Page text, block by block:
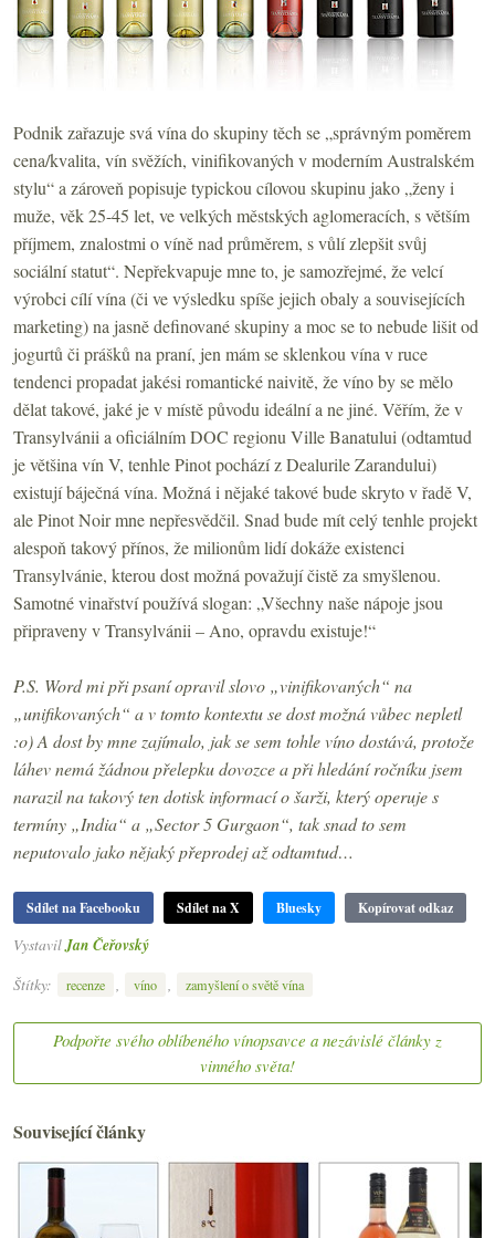
Podnik zařazuje svá vína do skupiny těch se „správným poměrem
cena/kvalita, vín svěžích, vinifikovaných v moderním Australském
stylu“ a zároveň popisuje typickou cílovou skupinu jako „ženy i
muže, věk 25-45 let, ve velkých městských aglomeracích, s větším
příjmem, znalostmi o víně nad průměrem, s vůlí zlepšit svůj
sociální statut“. Nepřekvapuje mne to, je samozřejmé, že velcí
výrobci cílí vína (či ve výsledku spíše jejich obaly a souvisejících
marketing) na jasně definované skupiny a moc se to nebude lišit od
jogurtů či prášků na praní, jen mám se sklenkou vína v ruce
tendenci propadat jakési romantické naivitě, že víno by se mělo
dělat takové, jaké je v místě původu ideální a ne jiné. Věřím, že v
Transylvánii a oficiálním DOC regionu Ville Banatului (odtamtud
je většina vín V, tenhle Pinot pochází z Dealurile Zarandului)
existují báječná vína. Možná i nějaké takové bude skryto v řadě V,
ale Pinot Noir mne nepřesvědčil. Snad bude mít celý tenhle projekt
alespoň takový přínos, že milionům lidí dokáže existenci
Transylvánie, kterou dost možná považují čistě za smyšlenou.
Samotné vinařství používá slogan: „Všechny naše nápoje jsou
připraveny v Transylvánii – Ano, opravdu existuje!“
P.S. Word mi při psaní opravil slovo „vinifikovaných“ na
„unifikovaných“ a v tomto kontextu se dost možná vůbec nepletl
:o) A dost by mne zajímalo, jak se sem tohle víno dostává, protože
láhev nemá žádnou přelepku dovozce a při hledání ročníku jsem
narazil na takový ten dotisk informací o šarži, který operuje s
termíny „India“ a „Sector 5 Gurgaon“, tak snad to sem
neputovalo jako nějaký přeprodej až odtamtud…
Sdílet na Facebooku Sdílet na X Bluesky Kopírovat odkaz
Vystavil Jan Čeřovský
Štítky:
recenze , víno , zamyšlení o světě vína
Podpořte svého oblíbeného vínopsavce a nezávislé články z
vinného světa!
Související články